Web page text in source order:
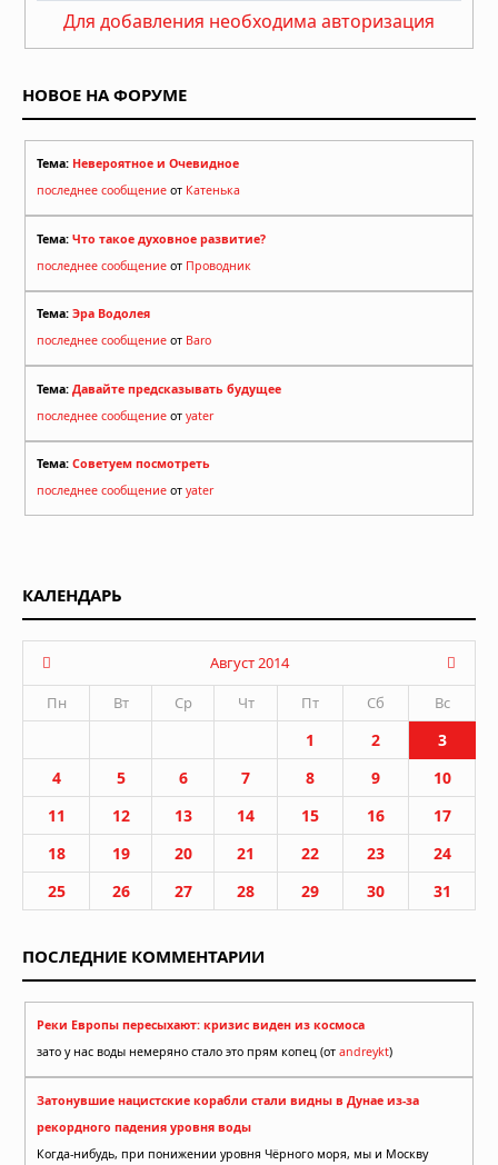
Для добавления необходима авторизация
НОВОЕ НА ФОРУМЕ
Тема: Невероятное и Очевидное
последнее сообщение от Катенька
Тема: Что такое духовное развитие?
последнее сообщение от Проводник
Тема: Эра Водолея
последнее сообщение от Baro
Тема: Давайте предсказывать будущее
последнее сообщение от yater
Тема: Советуем посмотреть
последнее сообщение от yater
КАЛЕНДАРЬ
Август 2014
Пн
Вт Ср Чт Пт Сб Вс
1 2
3
4
5 6 7 8 9
10
11
12 13 14 15 16
17
18
19 20 21 22 23
24
25
26 27 28 29 30 31
ПОСЛЕДНИЕ КОММЕНТАРИИ
Реки Европы пересыхают: кризис виден из космоса
зато у нас воды немеряно стало это прям копец (от andreykt)
Затонувшие нацистские корабли стали видны в Дунае из-за
рекордного падения уровня воды
Когда-нибудь, при понижении уровня Чёрного моря, мы и Москву